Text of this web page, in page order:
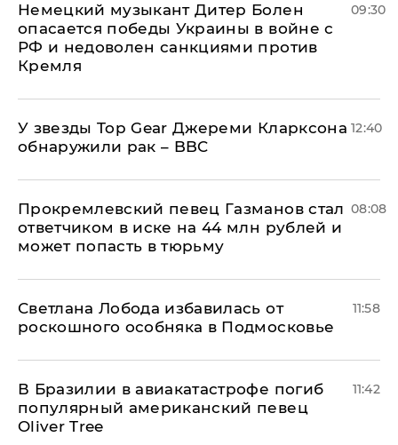
Немецкий музыкант Дитер Болен
опасается победы Украины в войне с
РФ и недоволен санкциями против
Кремля
09:30
У звезды Top Gear Джереми Кларксона
обнаружили рак – BBC
12:40
Прокремлевский певец Газманов стал
ответчиком в иске на 44 млн рублей и
может попасть в тюрьму
08:08
Светлана Лобода избавилась от
роскошного особняка в Подмосковье
11:58
В Бразилии в авиакатастрофе погиб
популярный американский певец
Oliver Tree
11:42